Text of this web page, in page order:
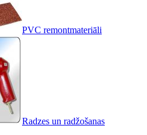
PVC remontmateriāli
Radzes un radžošanas